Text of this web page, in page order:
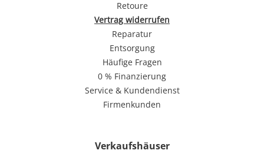
Retoure
Vertrag widerrufen
Reparatur
Entsorgung
Häufige Fragen
0 % Finanzierung
Service & Kundendienst
Firmenkunden
Verkaufshäuser